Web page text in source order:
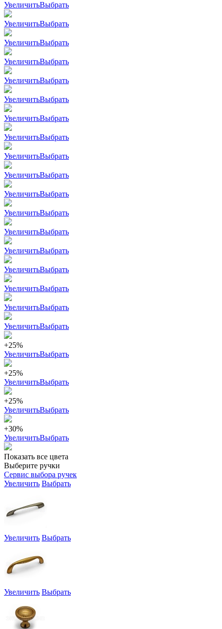
УвеличитьВыбрать
УвеличитьВыбрать
УвеличитьВыбрать
УвеличитьВыбрать
УвеличитьВыбрать
УвеличитьВыбрать
УвеличитьВыбрать
УвеличитьВыбрать
УвеличитьВыбрать
УвеличитьВыбрать
УвеличитьВыбрать
УвеличитьВыбрать
УвеличитьВыбрать
УвеличитьВыбрать
УвеличитьВыбрать
УвеличитьВыбрать
УвеличитьВыбрать
УвеличитьВыбрать
+25%
УвеличитьВыбрать
+25%
УвеличитьВыбрать
+25%
УвеличитьВыбрать
+30%
УвеличитьВыбрать
Показать все цвета
Выберите ручки
Сервис выбора ручек
Увеличить Выбрать
Увеличить Выбрать
Увеличить Выбрать